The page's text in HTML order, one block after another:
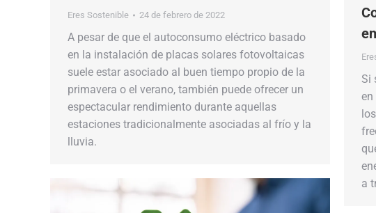
Eres Sostenible 24 de febrero de 2022
A pesar de que el autoconsumo eléctrico basado
en la instalación de placas solares fotovoltaicas
suele estar asociado al buen tiempo propio de la
primavera o el verano, también puede ofrecer un
espectacular rendimiento durante aquellas
estaciones tradicionalmente asociadas al frío y la
lluvia.
Si
en
a